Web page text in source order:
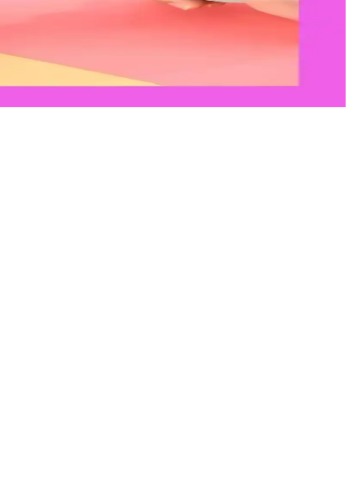
tercih edilmelidir.